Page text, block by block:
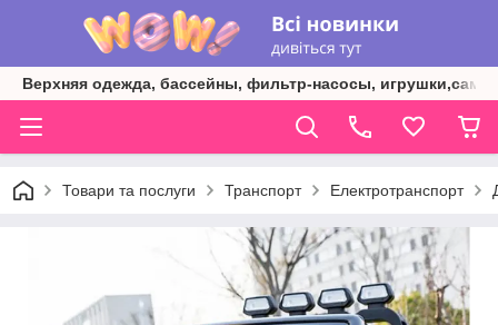
Верхняя одежда, бассейны, фильтр-насосы,
Товари та послуги Транспорт Електротранспорт